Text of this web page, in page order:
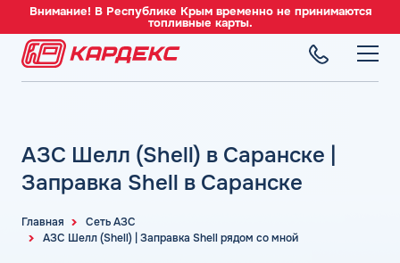
Внимание! В Республике Крым временно не принимаются
топливные карты.
Преимущества
Сравнение
Индивидуальный подход
Автомойки
СЕТЬ АЗС
Вся сеть АЗС
АЗС Газпромнефть
Автомобильное топливо
Бензин
СЕРВИСЫ
Главная
Сеть АЗС
АЗС Шелл (Shell) | Заправка Shell рядом со мной
АЗС Шелл (Shell) в Саранске |
Заправка Shell в Саранске